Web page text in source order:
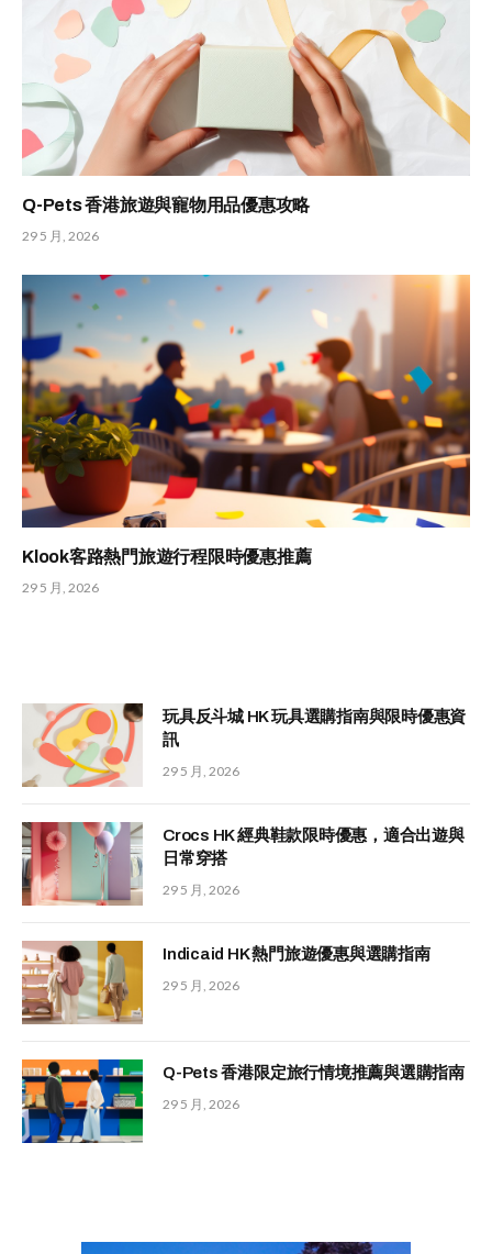
Q-Pets 香港旅遊與寵物用品優惠攻略
29 5 月, 2026
Klook客路熱門旅遊行程限時優惠推薦
29 5 月, 2026
玩具反斗城 HK 玩具選購指南與限時優惠資
訊
29 5 月, 2026
Crocs HK 經典鞋款限時優惠，適合出遊與
日常穿搭
29 5 月, 2026
Indicaid HK 熱門旅遊優惠與選購指南
29 5 月, 2026
Q-Pets 香港限定旅行情境推薦與選購指南
29 5 月, 2026